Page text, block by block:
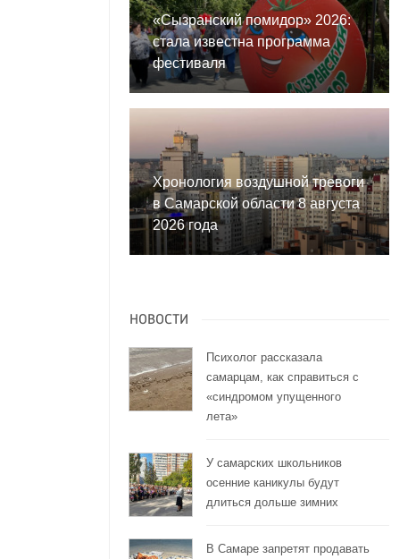
«Сызранский помидор» 2026:
стала известна программа
фестиваля
Хронология воздушной тревоги
в Самарской области 8 августа
2026 года
НОВОСТИ
Психолог рассказала
самарцам, как справиться с
«синдромом упущенного
лета»
У самарских школьников
осенние каникулы будут
длиться дольше зимних
В Самаре запретят продавать